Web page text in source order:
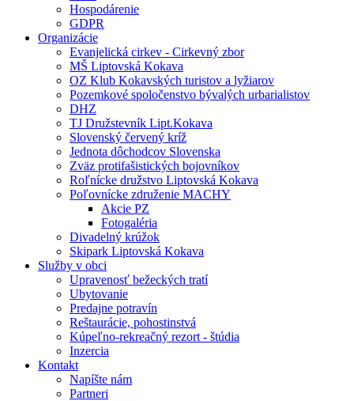
Hospodárenie
GDPR
Organizácie
Evanjelická cirkev - Cirkevný zbor
MŠ Liptovská Kokava
OZ Klub Kokavských turistov a lyžiarov
Pozemkové spoločenstvo bývalých urbarialistov
DHZ
TJ Družstevník Lipt.Kokava
Slovenský červený kríž
Jednota dôchodcov Slovenska
Zväz protifašistických bojovníkov
Roľnícke družstvo Liptovská Kokava
Poľovnícke združenie MACHY
Akcie PZ
Fotogaléria
Divadelný krúžok
Skipark Liptovská Kokava
Služby v obci
Upravenosť bežeckých tratí
Ubytovanie
Predajne potravín
Reštaurácie, pohostinstvá
Kúpeľno-rekreačný rezort - štúdia
Inzercia
Kontakt
Napíšte nám
Partneri